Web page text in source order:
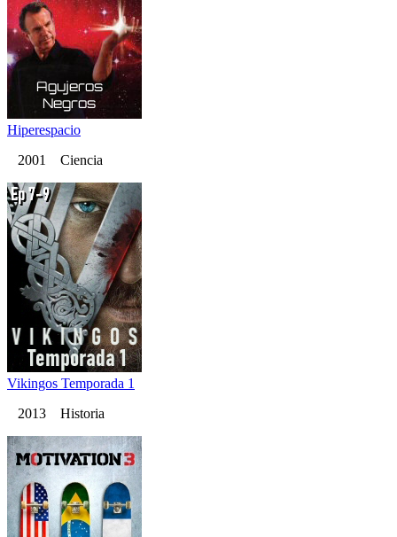
Hiperespacio
2001 Ciencia
Vikingos Temporada 1
2013 Historia